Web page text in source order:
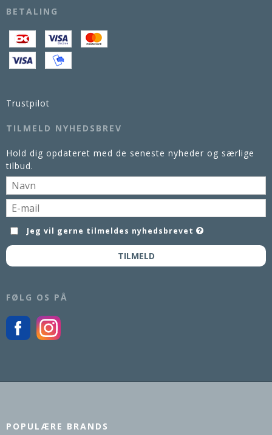
BETALING
Trustpilot
TILMELD NYHEDSBREV
Hold dig opdateret med de seneste nyheder og særlige
tilbud.
Jeg vil gerne tilmeldes nyhedsbrevet
TILMELD
FØLG OS PÅ
POPULÆRE BRANDS